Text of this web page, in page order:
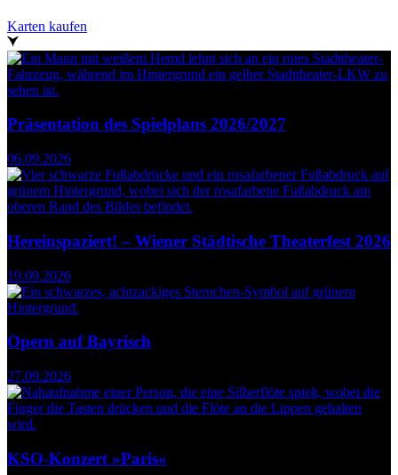
Karten kaufen
Präsentation des Spielplans 2026/2027
06.09.2026
Hereinspaziert! – Wiener Städtische Theaterfest 2026
19.09.2026
Opern auf Bayrisch
27.09.2026
KSO-Konzert »Paris«